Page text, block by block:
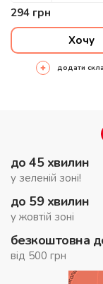
294 грн
Хочу
додати
до 45 хвилин
у зеленій зоні!
до 59 хвилин
у жовтій зоні
безкоштовна
від 500 грн